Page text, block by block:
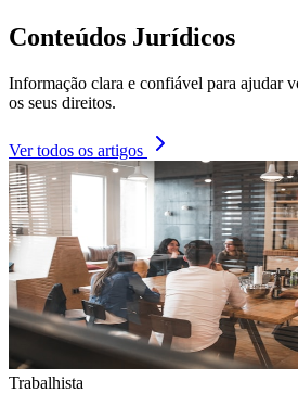
Conteúdos Jurídicos
Informação clara e confiável para ajudar
os seus direitos.
Ver todos os artigos
Trabalhista